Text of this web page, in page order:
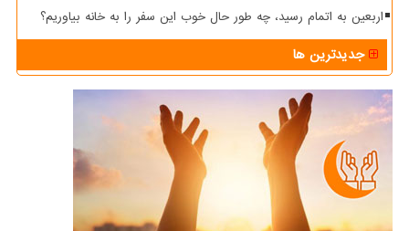
اربعین به اتمام رسید، چه طور حال خوب این سفر را به خانه بیاوریم؟
جدیدترین ها